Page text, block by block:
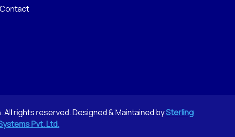
Contact
rights reserved. Designed & Maintained bySterling
Pvt. Ltd.